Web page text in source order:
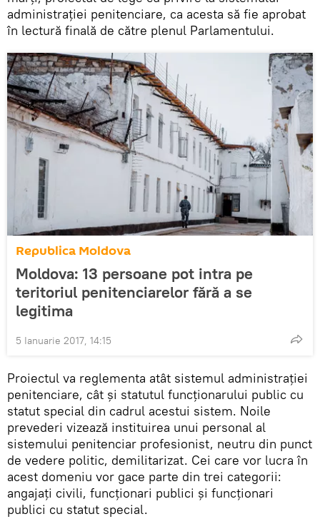
administrației penitenciare, ca acesta să fie aprobat
în lectură finală de către plenul Parlamentului.
Republica Moldova
Moldova: 13 persoane pot intra pe
teritoriul penitenciarelor fără a se
legitima
5 Ianuarie 2017, 14:15
Proiectul va reglementa atât sistemul administrației
penitenciare, cât și statutul funcționarului public cu
statut special din cadrul acestui sistem. Noile
prevederi vizează instituirea unui personal al
sistemului penitenciar profesionist, neutru din punct
de vedere politic, demilitarizat. Cei care vor lucra în
acest domeniu vor gace parte din trei categorii:
angajați civili, funcționari publici și funcționari
publici cu statut special.